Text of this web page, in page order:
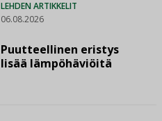
LEHDEN ARTIKKELIT
06.08.2026
Puutteellinen eristys
lisää lämpöhäviöitä